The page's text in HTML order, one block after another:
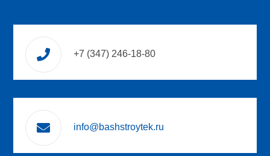
+7 (347) 246-18-80
info@bashstroytek.ru